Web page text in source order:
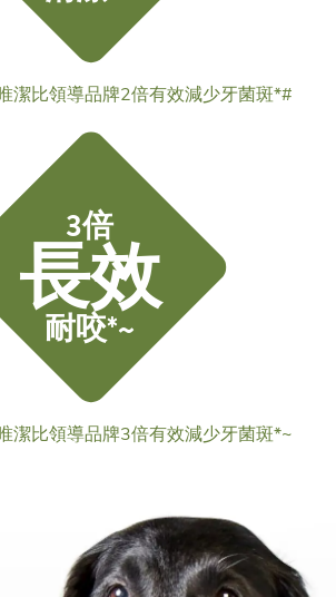
潔比領導品牌2倍有效減少牙菌斑*#
3倍
長效
耐咬*~
潔比領導品牌3倍有效減少牙菌斑*~